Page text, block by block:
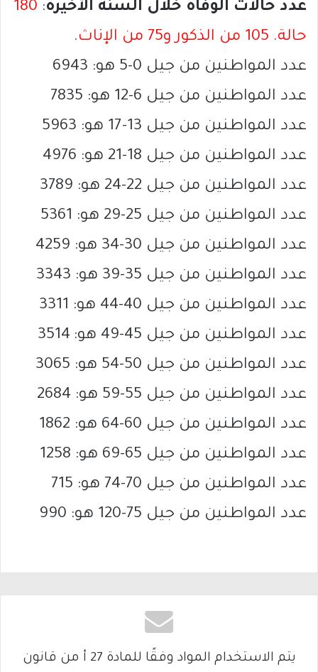
عدد حالات الوفاة خلال السنة الأخيرة:
180
حالة. 105 من الذكور و75 من الإناث
.
عدد المواطنين من جيل 0-5 هو: 6943
عدد المواطنين من جيل 6-12 هو: 7835
عدد المواطنين من جيل 13-17 هو: 5963
عدد المواطنين من جيل 18-21 هو: 4976
عدد المواطنين من جيل 22-24 هو: 3789
عدد المواطنين من جيل 25-29 هو: 5361
عدد المواطنين من جيل 30-34 هو: 4259
عدد المواطنين من جيل 35-39 هو: 3343
عدد المواطنين من جيل 40-44 هو: 3311
عدد المواطنين من جيل 45-49 هو: 3514
عدد المواطنين من جيل 50-54 هو: 3065
عدد المواطنين من جيل 55-59 هو: 2684
عدد المواطنين من جيل 60-64 هو: 1862
عدد المواطنين من جيل 65-69 هو: 1258
عدد المواطنين من جيل 70-74 هو: 715
عدد المواطنين من جيل 75-120 هو: 990
يتم الاستخدام المواد وفقًا للمادة 27 أ من قانون